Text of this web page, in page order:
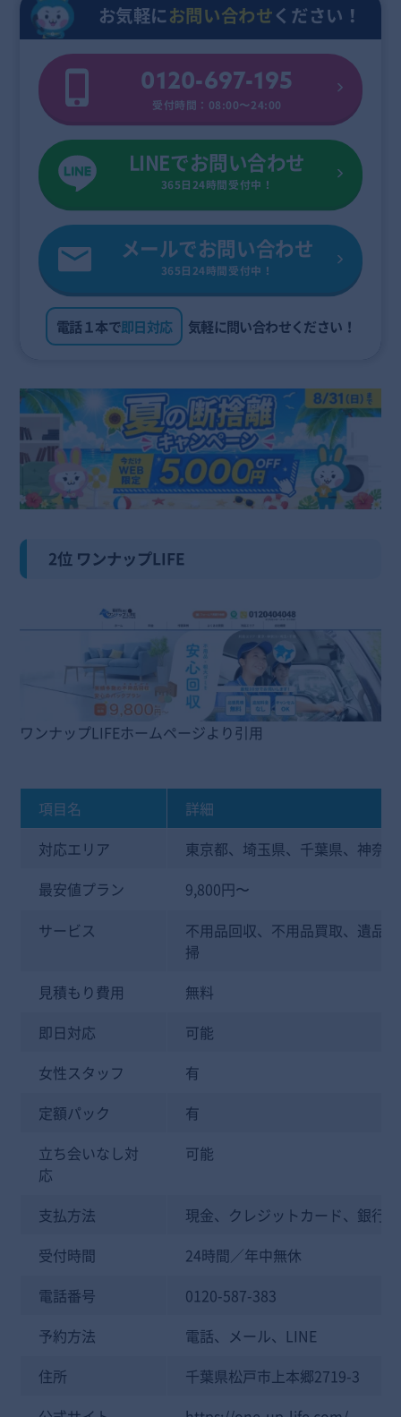
お気軽にお問い合わせください！
0120-697-195
受付時間：08:00〜24:00
LINEでお問い合わせ
365日24時間受付中！
メールでお問い合わせ
365日24時間受付中！
電話１本で即日対応 気軽に問い合わせください！
2位 ワンナップLIFE
ワンナップLIFEホームページより引用
項目名
詳細
対応エリア
東京都、埼玉県、千葉県、神奈
最安値プラン
9,800円〜
サービス
不用品回収、不用品買取、遺品
掃
見積もり費用
無料
即日対応
可能
女性スタッフ
有
定額パック
有
立ち会いなし対
応
可能
支払方法
現金、クレジットカード、銀行
受付時間
24時間／年中無休
電話番号
0120-587-383
予約方法
電話、メール、LINE
住所
千葉県松戸市上本郷2719-3